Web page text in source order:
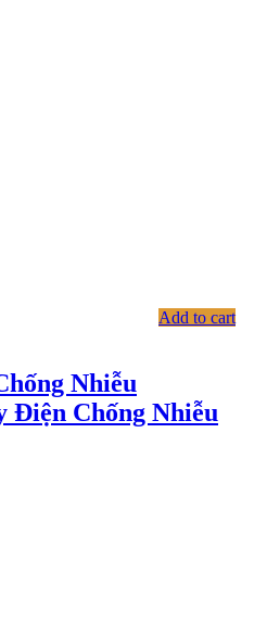
Add to cart
Nhiễu
Điện Chống Nhiễu